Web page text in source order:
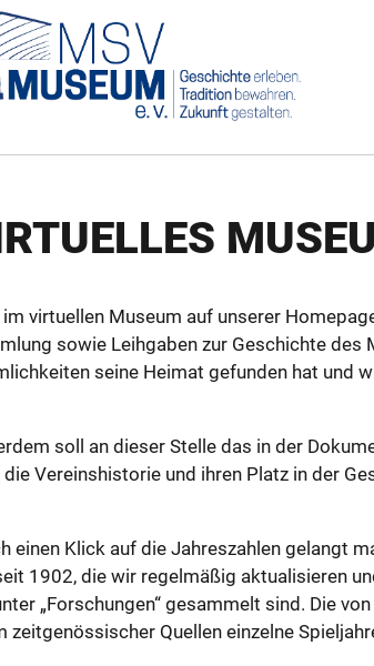
im vir­tu­el­len Mu­se­um auf un­se­rer
sowie Leih­ga­ben zur Ge­schich­te des
seine Hei­mat ge­fun­den hat und
soll an die­ser Stel­le das in der
die Ver­eins­his­to­rie und ihren Platz in der
einen Klick auf die Jah­res­zah­len ge­langt
1902, die wir re­gel­mä­ßig ak­tua­li­sie­ren
„For­schun­gen“ ge­sam­melt sind. Die
zeit­ge­nös­si­scher Quel­len ein­zel­ne